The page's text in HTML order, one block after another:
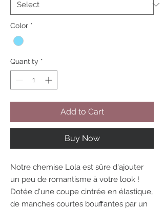
Color *
Quantity *
Add to Cart
Buy Now
Notre chemise Lola est sûre d'ajouter
un peu de romantisme à votre look !
Dotée d'une coupe cintrée en élastique,
de manches courtes bouffantes par un